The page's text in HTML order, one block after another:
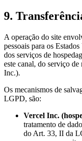
9.
A operação do site
pessoais para os
dos serviços de
este canal, do serviço
Inc.).
Os mecanismos de
LGPD, são:
Vercel Inc.
tratamento de
do Art. 33, II da